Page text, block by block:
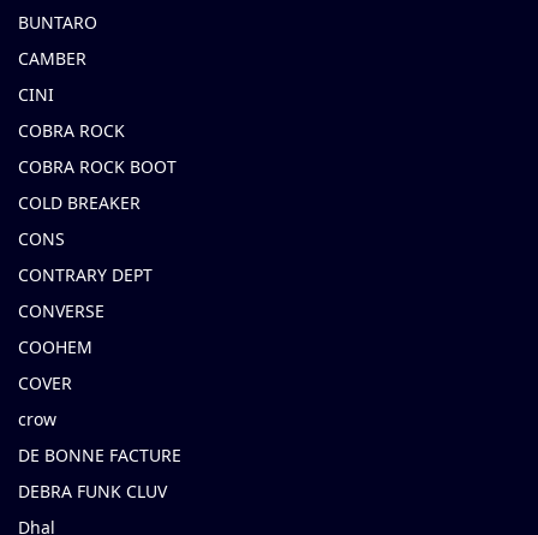
BUNTARO
CAMBER
CINI
COBRA ROCK
COBRA ROCK BOOT
COLD BREAKER
CONS
CONTRARY DEPT
CONVERSE
COOHEM
COVER
crow
DE BONNE FACTURE
DEBRA FUNK CLUV
Dhal